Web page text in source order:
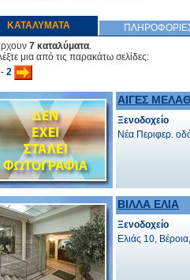
ΚΑΤΑΛΥΜΑΤΑ
7 καταλύματα.
μια από τις παρακάτω σελίδες:
- 2
ΑΙΓΕΣ
Ξενοδοχείο
Νέα Περιφερ.
ΒΙΛΛΑ ΕΛΙΑ
Ξενοδοχείο
Ελιάς 10,